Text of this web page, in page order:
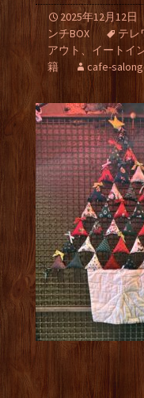
2025年12月12日
ンチBOX
テレ
アウト、イートイ
籍
cafe-